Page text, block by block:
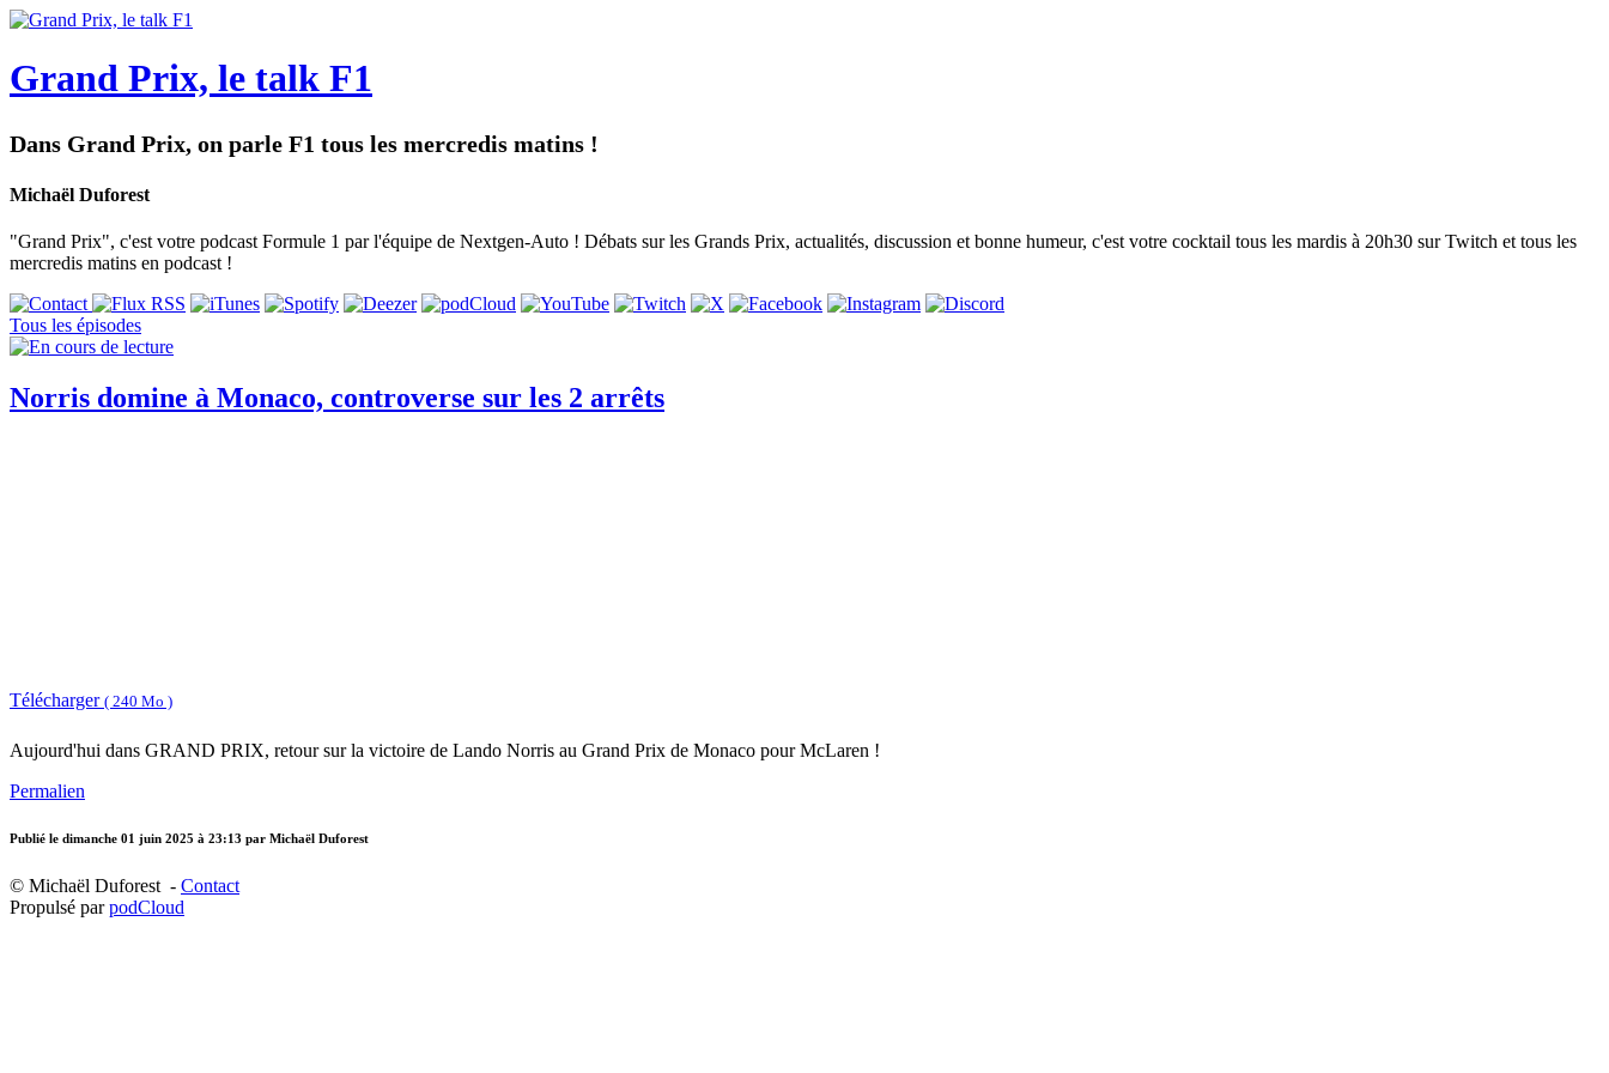
Grand Prix, le talk F1
Dans Grand Prix, on parle F1 tous les mercredis matins !
Michaël Duforest
"Grand Prix", c'est votre podcast Formule 1 par l'équipe de Nextgen-Auto ! Débats sur les Grands Prix, actualités, discussion et bonne humeur, c'est votre cocktail tous les mardis à 20h30 sur Twitch et tous les
mercredis matins en podcast !
Tous les épisodes
Norris domine à Monaco, controverse sur les 2 arrêts
Télécharger ( 240 Mo )
Aujourd'hui dans GRAND PRIX, retour sur la victoire de Lando Norris au Grand Prix de Monaco pour McLaren !
Permalien
Publié le dimanche 01 juin 2025 à 23:13 par Michaël Duforest
© Michaël Duforest - Contact
Propulsé parpodCloud